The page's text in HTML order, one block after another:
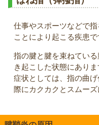
仕事やスポーツなどで
ことにより起こる疾患で
指の腱と腱を束ねてい
き起こした状態にありま
症状としては、指の曲
際にカクカクとスムー